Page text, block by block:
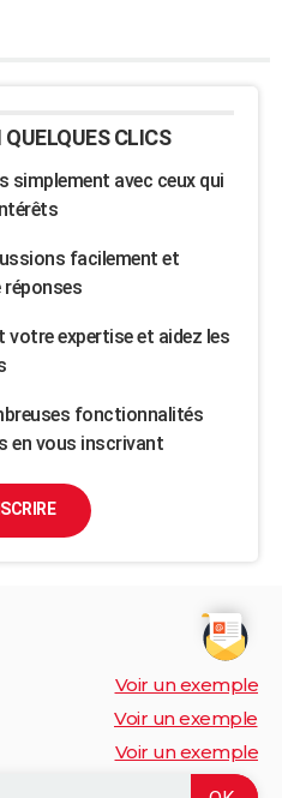
CLICS
simplement avec ceux qui
facilement et
réponses
votre expertise et aidez les
fonctionnalités
en vous inscrivant
Voir un exemple
Voir un exemple
Voir un exemple